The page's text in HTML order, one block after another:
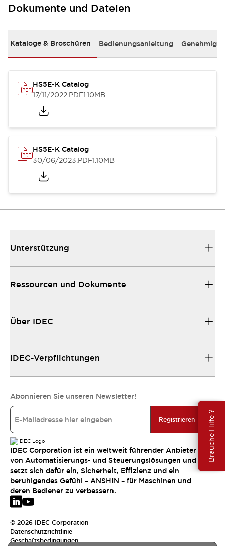
Brauche Hilfe ?
Dokumente und Dateien
Kataloge & Broschüren Bedienungsanleitung
HS5E-K Catalog
17/11/2022.PDF1.10MB
HS5E-K Catalog
30/06/2023.PDF1.10MB
Unterstützung
Ressourcen und Dokumente
Über IDEC
IDEC-Verpflichtungen
Abonnieren Sie unseren Newsletter!
Registrieren
IDEC Corporation ist ein weltweit führender Anbieter
von Automatisierungs- und Steuerungslösungen und
setzt sich dafür ein, Sicherheit, Effizienz und ein
beruhigendes Gefühl – ANSHIN – für Maschinen und
deren Bediener zu verbessern.
© 2026 IDEC Corporation
Datenschutzrichtlinie
Geschäftsbedingungen